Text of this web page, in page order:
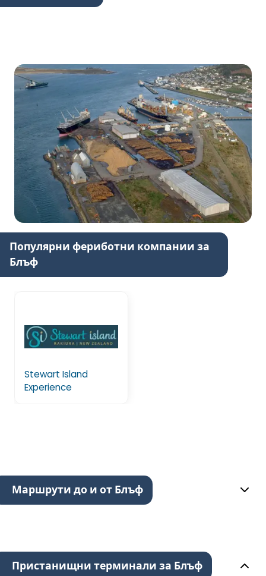
Популярни фериботни компании за
Блъф
Stewart Island
Experience
Маршрути до и от Блъф
Пристанищни терминали за Блъф